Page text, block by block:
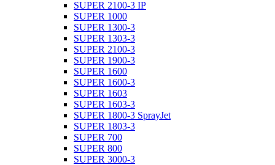
SUPER 2100-3 IP
SUPER 1000
SUPER 1300-3
SUPER 1303-3
SUPER 2100-3
SUPER 1900-3
SUPER 1600
SUPER 1600-3
SUPER 1603
SUPER 1603-3
SUPER 1800-3 SprayJet
SUPER 1803-3
SUPER 700
SUPER 800
SUPER 3000-3